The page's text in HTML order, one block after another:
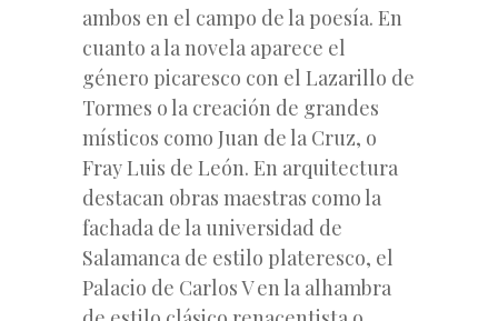
ambos en el campo de la poesía. En
cuanto a la novela aparece el
género picaresco con el Lazarillo de
Tormes o la creación de grandes
místicos como Juan de la Cruz, o
Fray Luis de León. En arquitectura
destacan obras maestras como la
fachada de la universidad de
Salamanca de estilo plateresco, el
Palacio de Carlos V en la alhambra